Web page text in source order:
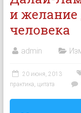
и желание
человека
admin
20 июня, 2013
практика, цитата